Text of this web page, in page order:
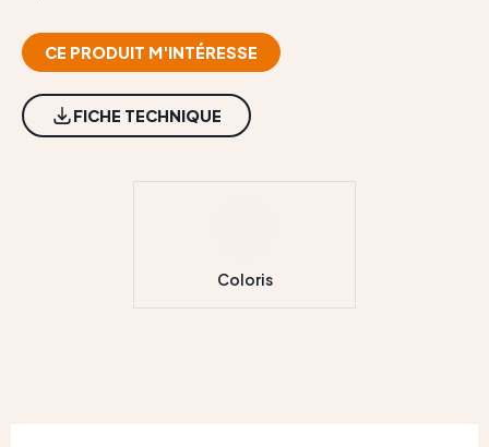
CE PRODUIT M'INTÉRESSE
FICHE TECHNIQUE
Coloris